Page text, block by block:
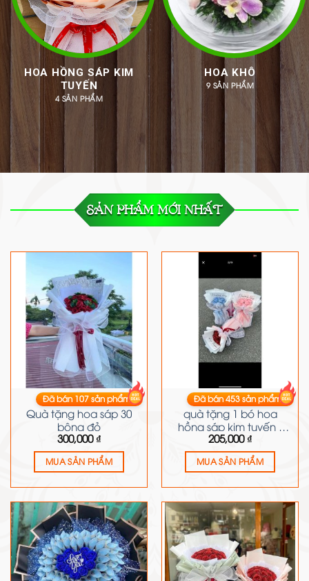
HOA HỒNG SÁP KIM
TUYẾN
4 SẢN PHẨM
HOA KHÔ
9 SẢN PHẨM
SẢN PHẨM MỚI NHẤT
HOA VÀ LỌ
Quà tặng hoa sáp 30
bông đỏ
300,000₫
Đã bán107sản phẩm
MUA SẢN PHẨM
HOA VÀ LỌ
quà tặng 1 bó hoa
hồng sáp kim tuyến (
màu đỏ, hồng, xanh)
205,000₫
Đã bán453sản phẩm
MUA SẢN PHẨM